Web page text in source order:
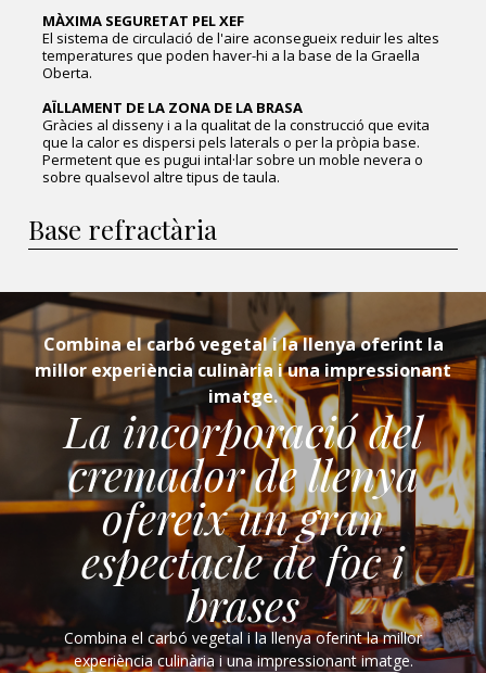
MÀXIMA SEGURETAT PEL XEF
El sistema de circulació de l'aire aconsegueix reduir les altes
temperatures que poden haver-hi a la base de la Graella
Oberta.
AÏLLAMENT DE LA ZONA DE LA BRASA
Gràcies al disseny i a la qualitat de la construcció que evita
que la calor es dispersi pels laterals o per la pròpia base.
Permetent que es pugui intal·lar sobre un moble nevera o
sobre qualsevol altre tipus de taula.
Base refractària
Combina el carbó vegetal i la llenya oferint la
millor experiència culinària i una impressionant
imatge.
La incorporació del
cremador de llenya
ofereix un gran
espectacle de foc i
brases
Combina el carbó vegetal i la llenya oferint la millor
experiència culinària i una impressionant imatge.